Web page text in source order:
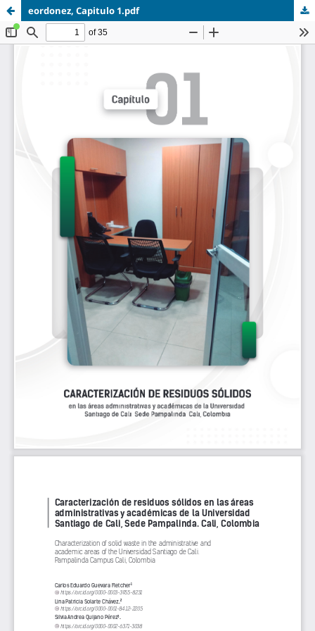
eordonez, Capitulo 1.pdf